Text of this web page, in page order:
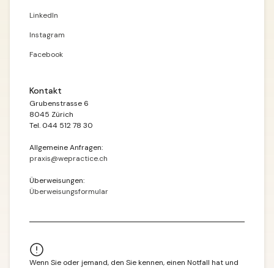
LinkedIn
Instagram
Facebook
Kontakt
Grubenstrasse 6
8045 Zürich
Tel. 044 512 78 30
Allgemeine Anfragen:
praxis@wepractice.ch
Überweisungen:
Überweisungsformular
Wenn Sie oder jemand, den Sie kennen, einen Notfall hat und